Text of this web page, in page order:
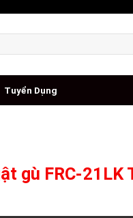
Tuyển Dụng
gù FRC-21LK